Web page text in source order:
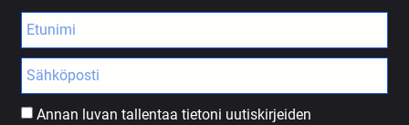
Annan luvan tallentaa tietoni uutiskirjeiden